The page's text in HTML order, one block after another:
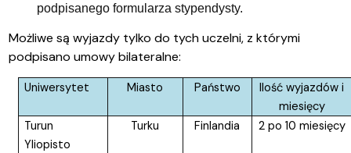
podpisanego formularza stypendysty.
Możliwe są wyjazdy tylko do tych uczelni, z którymi
podpisano umowy bilateralne:
Uniwersytet Miasto Państwo
Ilość wyjazdów i
miesięcy
Turun
Yliopisto
Turku Finlandia 2 po 10 miesięcy